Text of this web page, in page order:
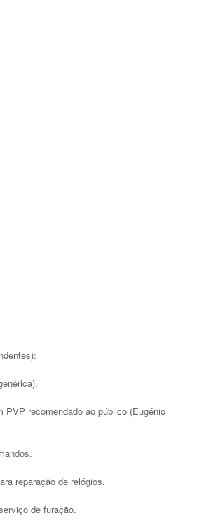
recomendado ao público (Eugénio
reparação de relógios.
de furação.